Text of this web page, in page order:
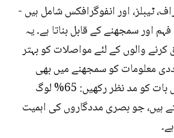
ٹیبلز، اور انفوگرافکس شامل ہیں -
اور سمجھنے کے قابل بناتا ہے۔ یہ
والوں کے لئے مواصلات کو بہتر
معلومات کو سمجھنے میں بھی
مددگار ہوتے ہیں۔ اس بات کو مد نظر رکھیں: 65% لوگ
ہیں، جو بصری مددگاروں کی اہمیت